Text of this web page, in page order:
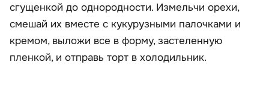
сгущенкой до однородности. Измельчи орехи,
смешай их вместе с кукурузными палочками и
кремом, выложи все в форму, застеленную
пленкой, и отправь торт в холодильник.